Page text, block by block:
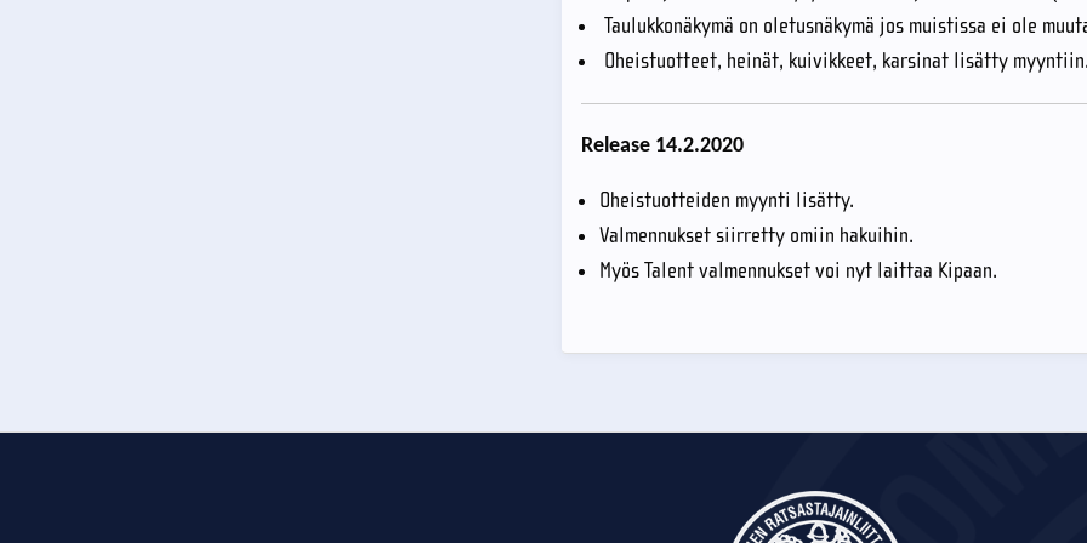
Taulukkonäkymä on oletusnäkymä jos muistissa ei ole
Oheistuotteet, heinät, kuivikkeet, karsinat lisätty
Release 14.2.2020
Oheistuotteiden myynti lisätty.
Valmennukset siirretty omiin hakuihin.
Myös Talent valmennukset voi nyt laittaa Kipaan.